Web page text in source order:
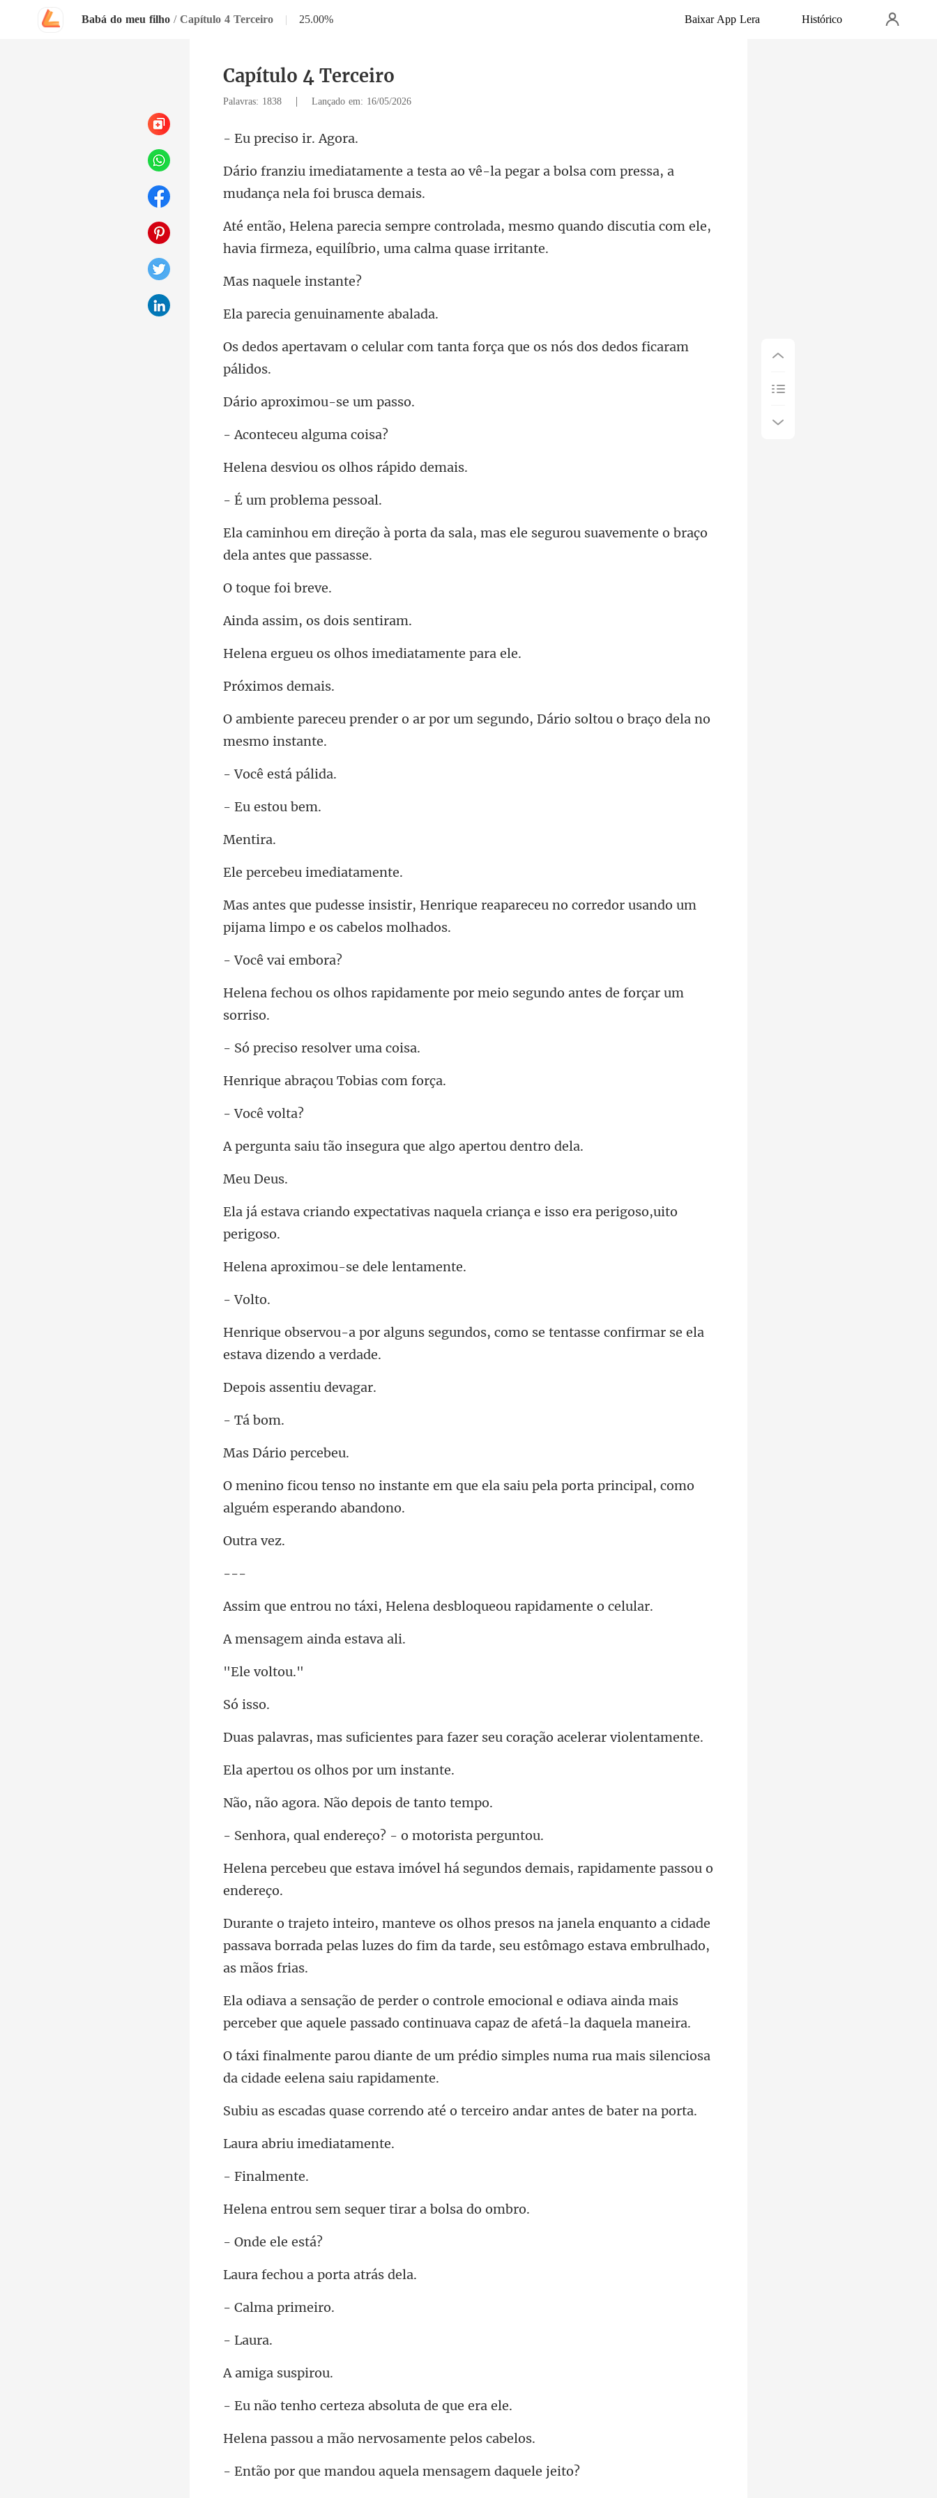
Babá do meu filho / Capítulo 4 Terceiro | 25.00% Baixar App Lera Histórico
Capítulo 4 Terceiro
Palavras: 1838 | Lançado em: 16/05/2026
eciso i
a ao vê-la pegar a bolsa com press
, mesmo quando discutia com ele,
havia firm
uele in
genuinamen
r com tanta força que os nó
oximou-se
ceu algu
ou os olhos
roblema
a sala, mas ele segurou suavement
e foi
m, os dois
s olhos imediat
mos d
r por um segundo, Dário soltou
está
estou
nt
beu imedi
ique reapareceu no corredor usando u
vai e
idamente por meio segundo
so resolve
raçou Tobia
cê v
insegura que algo
De
ativas naquela criança e iss
imou-se dele
Vo
gundos, como se tentasse confirma
ssentiu
á b
rio pe
m que ela saiu pela porta principa
ra
-
xi, Helena desbloqueou
m ainda e
vol
i
entes para fazer seu cora
os olhos por
. Não depois d
endereço? - o mo
móvel há segundos demais, ra
nela enquanto a cidade
passava borrada pelas luzes do fi
onal e odiava ainda mais
perceber que aquele pas
prédio simples numa rua mais silencio
rrendo até o terceiro and
riu imed
nalm
m sequer tirar a
e ele
ou a porta
ma pr
La
ga su
certeza absolut
mão nervosamen
andou aquela mens